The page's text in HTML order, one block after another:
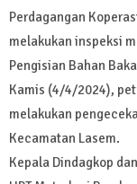
Perdagangan
melakukan inspeksi
Pengisian Bahan
Kamis (4/4/2024),
melakukan
Kecamatan Lasem.
Kepala Dindagkop